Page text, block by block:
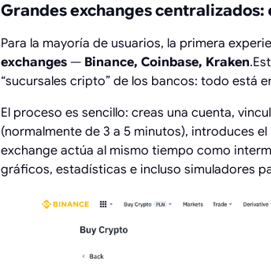
Grandes exchanges
Para la mayoría de usuarios, la primera
exchanges — Binance, Coinbase, Kraken
“sucursales cripto” de los bancos: todo está
El proceso es sencillo: creas una cuenta,
(normalmente de 3 a 5 minutos), introduces
exchange actúa al mismo tiempo como
gráficos, estadísticas e incluso simuladores